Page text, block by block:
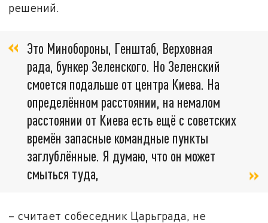
решений.
Это Минобороны, Генштаб, Верховная
рада, бункер Зеленского. Но Зеленский
смоется подальше от центра Киева. На
определённом расстоянии, на немалом
расстоянии от Киева есть ещё с советских
времён запасные командные пункты
заглублённые. Я думаю, что он может
смыться туда,
– считает собеседник Царьграда, не